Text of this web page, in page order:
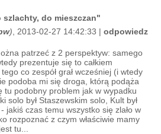
szlachty, do mieszczan"
), 2013-02-27 14:42:33 | odpowiedz
patrzeć z 2 perspektyw: samego
prezentuje się to całkiem
co zespół grał wcześniej (i wtedy
podoba mi się droga, którą podąża
tu podobny problem jak w wypadku
solo był Staszewskim solo, Kult był
jakiś czas temu wszystko się zlało w
rozpoznać z czym właściwie mamy
tu...